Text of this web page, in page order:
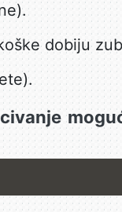
dobiju